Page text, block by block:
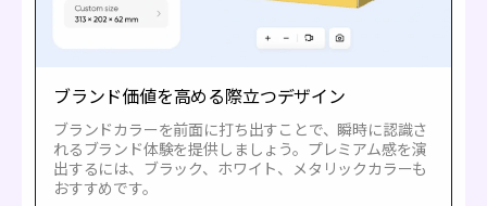
ブランド価値を高める際立つデザイン
ブランドカラーを前面に打ち出すことで、瞬時に認識さ
れるブランド体験を提供しましょう。プレミアム感を演
出するには、ブラック、ホワイト、メタリックカラーも
おすすめです。